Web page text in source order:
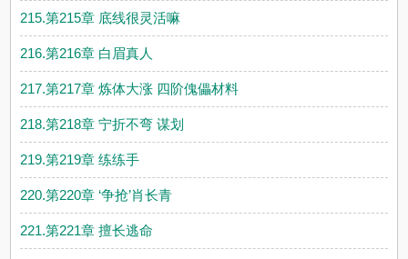
215.第215章 底线很灵活嘛
216.第216章 白眉真人
217.第217章 炼体大涨 四阶傀儡材料
218.第218章 宁折不弯 谋划
219.第219章 练练手
220.第220章 ‘争抢’肖长青
221.第221章 擅长逃命